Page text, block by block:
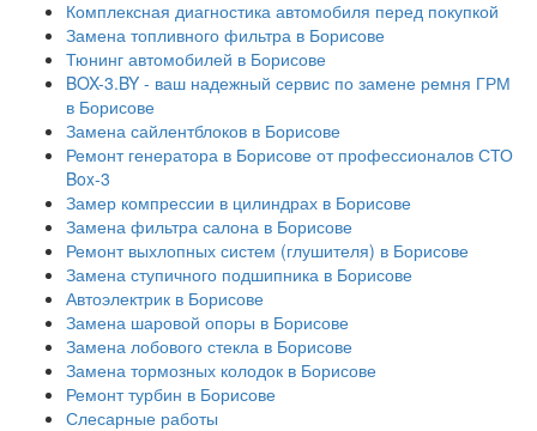
Комплексная диагностика автомобиля перед покупкой
Замена топливного фильтра в Борисове
Тюнинг автомобилей в Борисове
BOX-3.BY - ваш надежный сервис по замене ремня ГРМ
в Борисове
Замена сайлентблоков в Борисове
Ремонт генератора в Борисове от профессионалов СТО
Box-3
Замер компрессии в цилиндрах в Борисове
Замена фильтра салона в Борисове
Ремонт выхлопных систем (глушителя) в Борисове
Замена ступичного подшипника в Борисове
Автоэлектрик в Борисове
Замена шаровой опоры в Борисове
Замена лобового стекла в Борисове
Замена тормозных колодок в Борисове
Ремонт турбин в Борисове
Слесарные работы